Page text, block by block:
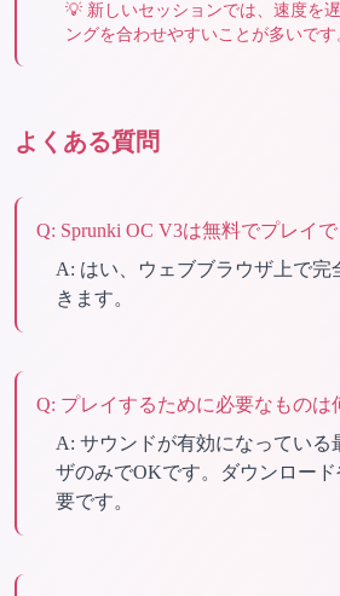
💡 新しいセッションでは、速度を
ングを合わせやすいことが多いです
よくある質問
Q: Sprunki OC V3は無料でプレイ
A: はい、ウェブブラウザ上で完
きます。
Q: プレイするために必要なものは
A: サウンドが有効になっている
ザのみでOKです。ダウンロー
要です。